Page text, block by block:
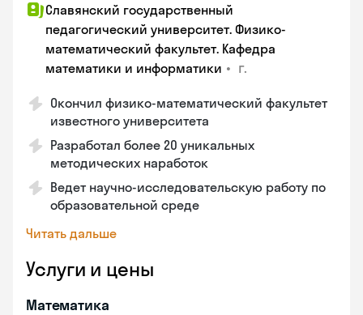
Славянский государственный
педагогический университет. Физико-
математический факультет. Кафедра
математики и информатики • г.
Окончил физико-математический факультет
известного университета
Разработал более 20 уникальных
методических наработок
Ведет научно-исследовательскую работу по
образовательной среде
Читать дальше
Услуги и цены
Математика